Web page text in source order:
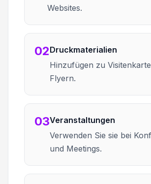
Websites.
02Druckmaterialien
Hinzufügen zu
Flyern.
03Veranstaltungen
Verwenden Sie sie bei
und Meetings.